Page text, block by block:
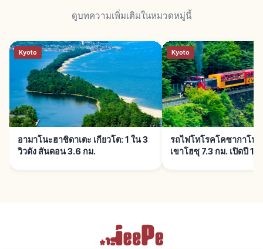
ดูบทความเพิ่มเติมในหมวดหมู่นี้
Kyoto
อามาโนะฮาชิดาเตะ เกียวโต: 1 ใน 3
วิวดัง สันดอน 3.6 กม.
Kyoto
รถไฟโทโรคโคซากาโนะ
เขาโฮซุ 7.3 กม. เปิดปี